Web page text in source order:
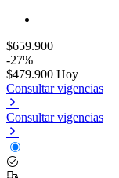
$659.900
-27%
$479.900 Hoy
Consultar vigencias
Consultar vigencias